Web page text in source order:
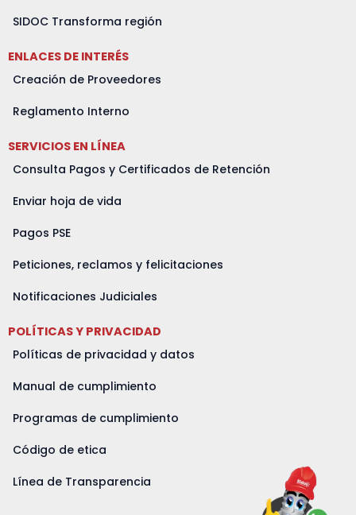
a
p
o
o
k
g
m
SIDOC Transforma región
ENLACES DE INTERÉS
Creación de Proveedores
Reglamento Interno
SERVICIOS EN LÍNEA
Consulta Pagos y Certificados de Retención
Enviar hoja de vida
Pagos PSE
Peticiones, reclamos y felicitaciones
Notificaciones Judiciales
POLÍTICAS Y PRIVACIDAD
Políticas de privacidad y datos
Manual de cumplimiento
Programas de cumplimiento
Código de etica
Línea de Transparencia